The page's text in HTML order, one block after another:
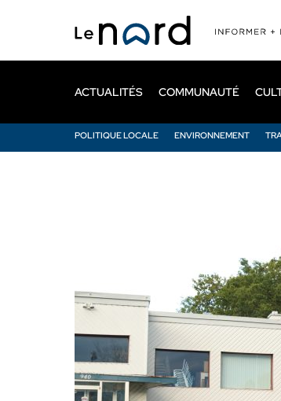
principal
ACTUALITÉS
POLITIQUE LOCALE ENVIRONNEMENT
COMMUNAUTÉ